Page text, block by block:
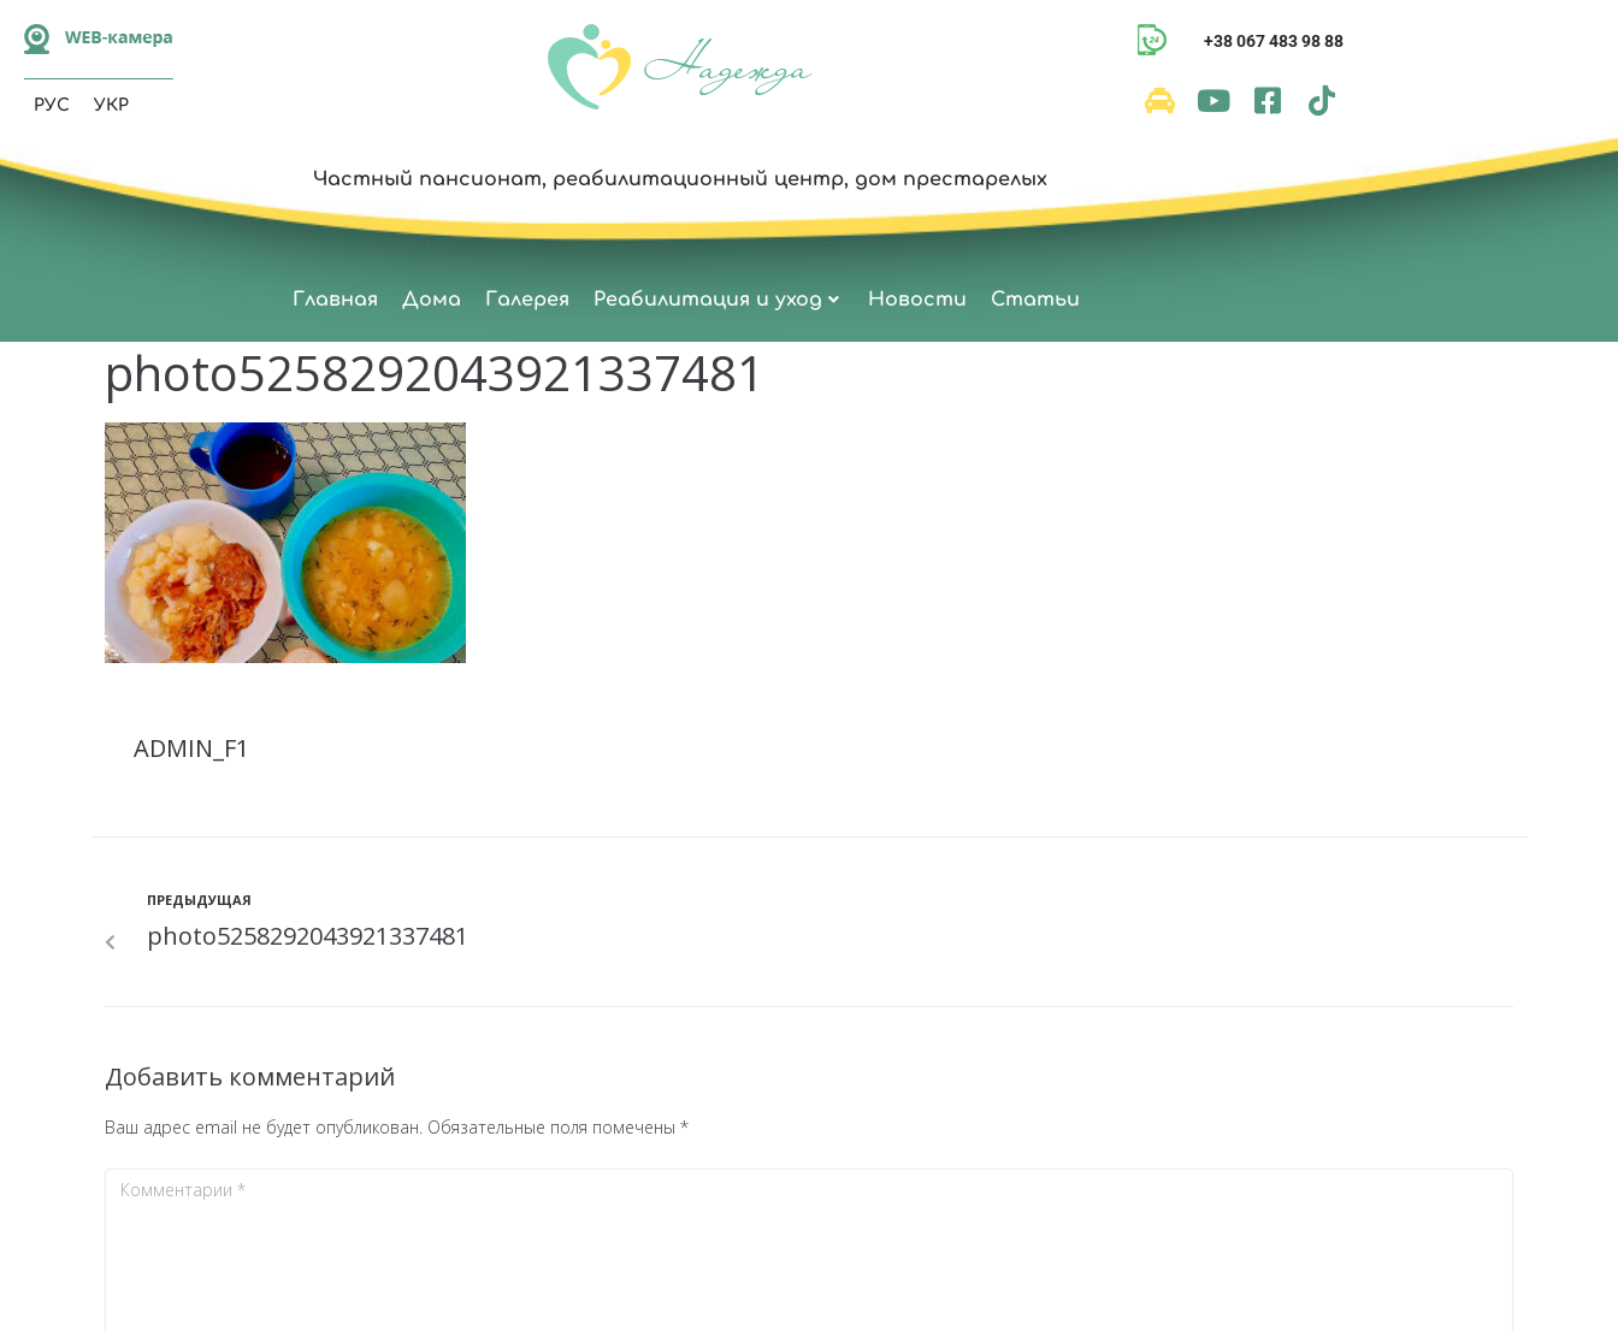
РУС УКР
Частный пансионат, реабилитационный центр, дом престарелых
+38 067 483 98 88
Главная Дома Галерея Реабилитация и уход Новости Статьи
photo5258292043921337481
ADMIN_F1
ПРЕДЫДУЩАЯ
photo5258292043921337481
Добавить комментарий
Ваш адрес email не будет опубликован. Обязательные поля помечены *